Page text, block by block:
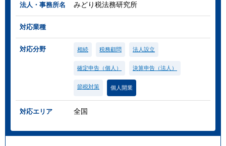
法人・事務所名 みどり税法務研究所
対応業種
対応分野 相続 税務顧問 法人設立
確定申告（個人） 決算申告（法人）
節税対策 個人開業
対応エリア 全国